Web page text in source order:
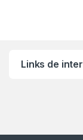
Links de